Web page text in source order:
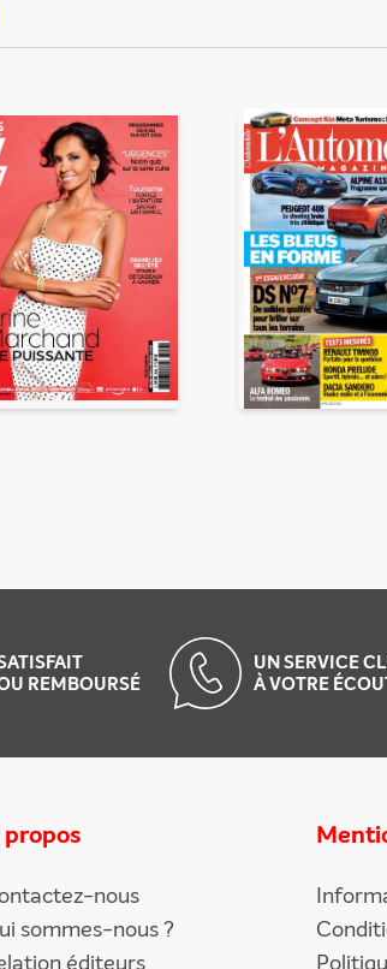
adresse email et celle de votre ami ne sont
Pour en savoir plus, consultez notre rubrique
REMBOURSÉ
UN SERVICE
À VOTRE
nous
sommes-nous ?
éditeurs